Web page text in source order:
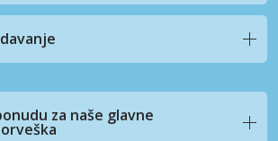
za naše glavne